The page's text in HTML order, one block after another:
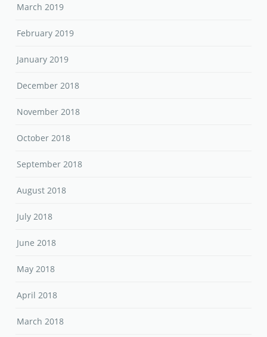
March 2019
February 2019
January 2019
December 2018
November 2018
October 2018
September 2018
August 2018
July 2018
June 2018
May 2018
April 2018
March 2018